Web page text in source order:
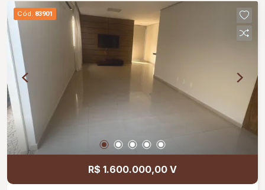
Cód. 83901
R$ 1.600.000,00 V